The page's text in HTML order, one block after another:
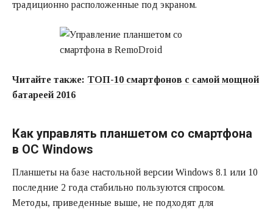
традиционно расположенные под экраном.
Читайте также: ТОП-10 смартфонов с самой мощной
батареей 2016
Как управлять планшетом со смартфона
в ОС Windows
Планшеты на базе настольной версии Windows 8.1 или 10
последние 2 года стабильно пользуются спросом.
Методы, приведенные выше, не подходят для